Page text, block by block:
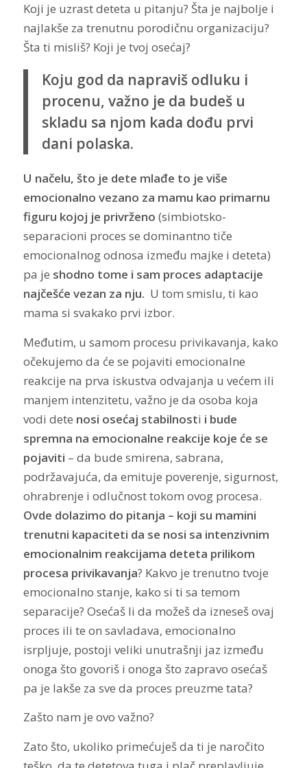
Koji je uzrast deteta u pitanju? Šta je najbolje i
najlakše za trenutnu porodičnu organizaciju?
Šta ti misliš? Koji je tvoj osećaj?
Koju god da napraviš odluku i
procenu, važno je da budeš u
skladu sa njom kada dođu prvi
dani polaska.
U načelu, što je dete mlađe to je više
emocionalno vezano za mamu kao primarnu
figuru kojoj je privrženo (simbiotsko-
separacioni proces se dominantno tiče
emocionalnog odnosa između majke i deteta)
pa je shodno tome i sam proces adaptacije
najčešće vezan za nju. U tom smislu, ti kao
mama si svakako prvi izbor.
Međutim, u samom procesu privikavanja, kako
očekujemo da će se pojaviti emocionalne
reakcije na prva iskustva odvajanja u većem ili
manjem intenzitetu, važno je da osoba koja
vodi dete nosi osećaj stabilnosti i bude
spremna na emocionalne reakcije koje će se
pojaviti – da bude smirena, sabrana,
podržavajuća, da emituje poverenje, sigurnost,
ohrabrenje i odlučnost tokom ovog procesa.
Ovde dolazimo do pitanja – koji su mamini
trenutni kapaciteti da se nosi sa intenzivnim
emocionalnim reakcijama deteta prilikom
procesa privikavanja? Kakvo je trenutno tvoje
emocionalno stanje, kako si ti sa temom
separacije? Osećaš li da možeš da izneseš ovaj
proces ili te on savladava, emocionalno
isrpljuje, postoji veliki unutrašnji jaz između
onoga što govoriš i onoga što zapravo osećaš
pa je lakše za sve da proces preuzme tata?
Zašto nam je ovo važno?
Zato što, ukoliko primećuješ da ti je naročito